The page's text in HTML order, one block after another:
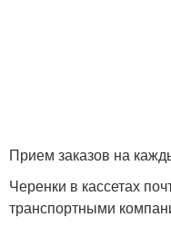
Прием заказов на
Черенки в кассетах
транспортными